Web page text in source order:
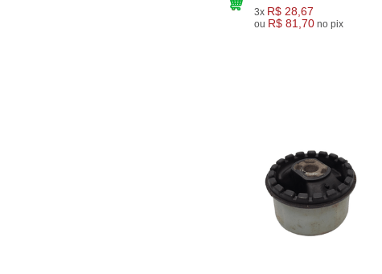
3x R$ 28,67
ou R$ 81,70 no pix